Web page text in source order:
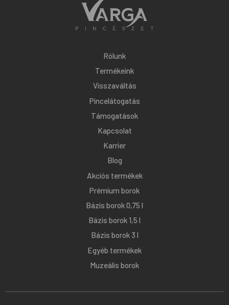
Rólunk
Termékeink
Visszaváltás
Pincelátogatás
Támogatások
Kapcsolat
Karrier
Blog
Akciós termékek
Prémium borok
Bázis borok 0,75 l
Bázis borok 1,5 l
Bázis borok 3 l
Egyéb termékek
Muzeális borok